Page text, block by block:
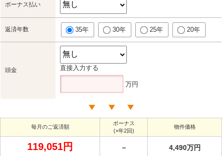
ボーナス払い
返済年数 35年 30年 25年 20年
頭金 直接入力する
万円
毎月のご返済額
ボーナス
(×年2回)
物件価格
119,051円 － 4,490万円